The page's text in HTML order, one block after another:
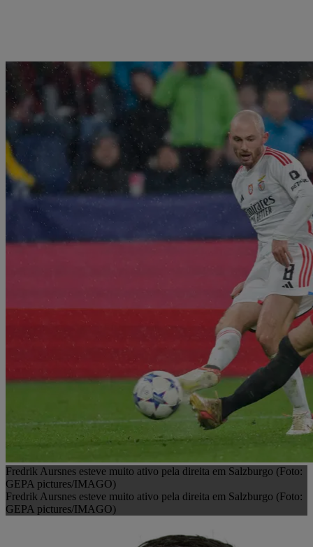
Fredrik Aursnes esteve muito ativo pela direita em Salzburgo (Foto:
GEPA pictures/IMAGO)
Fredrik Aursnes esteve muito ativo pela direita em Salzburgo (Foto:
GEPA pictures/IMAGO)